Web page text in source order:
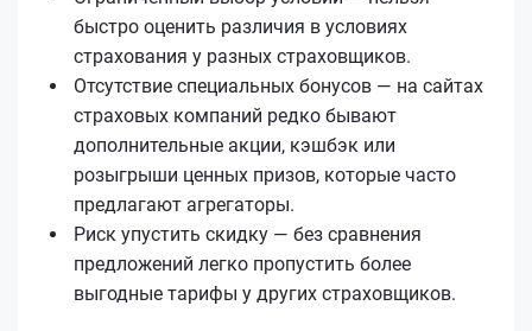
быстро оценить различия в условиях
страхования у разных страховщиков.
Отсутствие специальных бонусов — на сайтах
страховых компаний редко бывают
дополнительные акции, кэшбэк или
розыгрыши ценных призов, которые часто
предлагают агрегаторы.
Риск упустить скидку — без сравнения
предложений легко пропустить более
выгодные тарифы у других страховщиков.